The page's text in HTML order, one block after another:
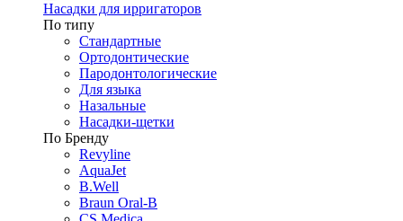
Насадки для ирригаторов
По типу
Стандартные
Ортодонтические
Пародонтологические
Для языка
Назальные
Насадки-щетки
По Бренду
Revyline
AquaJet
B.Well
Braun Oral-B